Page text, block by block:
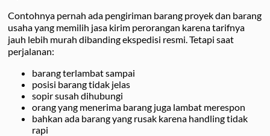
Contohnya pernah ada pengiriman barang proyek dan barang
usaha yang memilih jasa kirim perorangan karena tarifnya
jauh lebih murah dibanding ekspedisi resmi. Tetapi saat
perjalanan:
barang terlambat sampai
posisi barang tidak jelas
sopir susah dihubungi
orang yang menerima barang juga lambat merespon
bahkan ada barang yang rusak karena handling tidak
rapi